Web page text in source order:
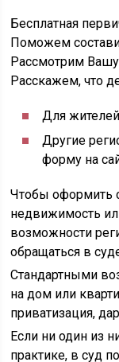
Бесплатная
Поможем
Рассмотрим
Расскажем, что
Для
Другие
форму на
Чтобы оформить
недвижимость
возможности
обращаться в
Стандартными
на дом или
приватизация,
Если ни один из
практике, в суд